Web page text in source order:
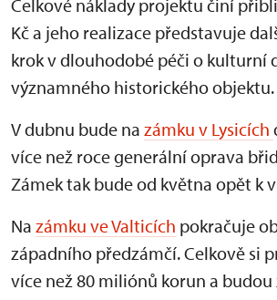
Celkové náklady projektu činí
Kč a jeho realizace představuje
krok v dlouhodobé péči o kulturní
významného historického objektu.
V dubnu bude na zámku v Lysicích
více než roce generální oprava
Zámek tak bude od května opět k
Na zámku ve Valticích pokračuje
západního předzámčí. Celkově si
více než 80 miliónů korun a budou